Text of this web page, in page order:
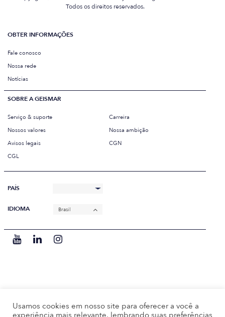
Todos os direitos reservados.
OBTER INFORMAÇÕES
Fale conosco
Nossa rede
Notícias
SOBRE A GEISMAR
Serviço & suporte
Carreira
Nossos valores
Nossa ambição
Avisos legais
CGN
CGL
PAÍS
IDIOMA Brasil
Usamos cookies em nosso site para oferecer a você a
experiência mais relevante, lembrando suas preferências